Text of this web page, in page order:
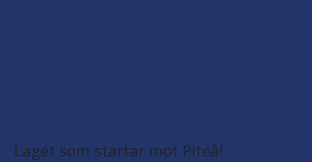
Laget som startar mot Piteå!